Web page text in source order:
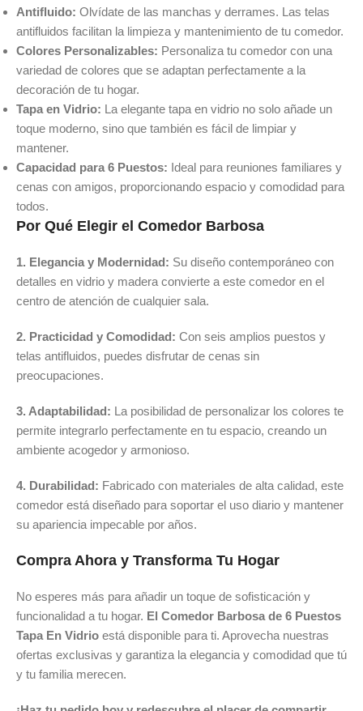
Antifluido: Olvídate de las manchas y derrames. Las telas
antifluidos facilitan la limpieza y mantenimiento de tu comedor.
Colores Personalizables: Personaliza tu comedor con una
variedad de colores que se adaptan perfectamente a la
decoración de tu hogar.
Tapa en Vidrio: La elegante tapa en vidrio no solo añade un
toque moderno, sino que también es fácil de limpiar y
mantener.
Capacidad para 6 Puestos: Ideal para reuniones familiares y
cenas con amigos, proporcionando espacio y comodidad para
todos.
Por Qué Elegir el Comedor Barbosa
1. Elegancia y Modernidad: Su diseño contemporáneo con
detalles en vidrio y madera convierte a este comedor en el
centro de atención de cualquier sala.
2. Practicidad y Comodidad: Con seis amplios puestos y
telas antifluidos, puedes disfrutar de cenas sin
preocupaciones.
3. Adaptabilidad: La posibilidad de personalizar los colores te
permite integrarlo perfectamente en tu espacio, creando un
ambiente acogedor y armonioso.
4. Durabilidad: Fabricado con materiales de alta calidad, este
comedor está diseñado para soportar el uso diario y mantener
su apariencia impecable por años.
Compra Ahora y Transforma Tu Hogar
No esperes más para añadir un toque de sofisticación y
funcionalidad a tu hogar. El Comedor Barbosa de 6 Puestos
Tapa En Vidrio está disponible para ti. Aprovecha nuestras
ofertas exclusivas y garantiza la elegancia y comodidad que tú
y tu familia merecen.